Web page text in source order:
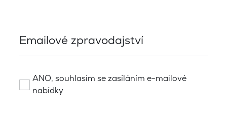
Emailové zpravodajství
ANO, souhlasím se zasíláním e-mailové
nabídky